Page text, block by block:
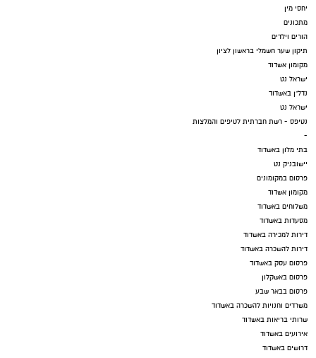
יחסי מין
מתכונים
הורים וילדים
תיקון שער חשמלי בראשון לציון
מקומון אשדוד
ישראל נט
נדל"ן באשדוד
ישראל נט
נטיפס - רשת חברתית לטיפים והמלצות
-
בתי מלון באשדוד
יישובניק נט
פרסום במקומונים
מקומון אשדוד
משלוחים באשדוד
מסעדות באשדוד
דירות למכירה באשדוד
דירות להשכרה באשדוד
פרסום עסק באשדוד
פרסום באשקלון
פרסום בבאר שבע
משרדים וחנויות להשכרה באשדוד
שרותי בריאות באשדוד
אירועים באשדוד
דרושים באשדוד